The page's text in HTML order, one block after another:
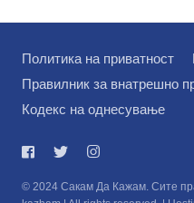
Политика на приватност
Правилник за внатрешно
Кодекс на однесување
© 2024 Сакам Да Кажам. Сите